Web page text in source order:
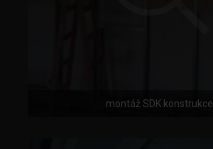
montáž SDK konstrukce